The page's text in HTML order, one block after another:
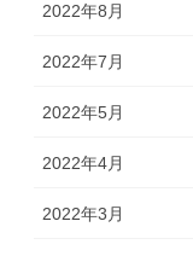
2022年8月
2022年7月
2022年5月
2022年4月
2022年3月